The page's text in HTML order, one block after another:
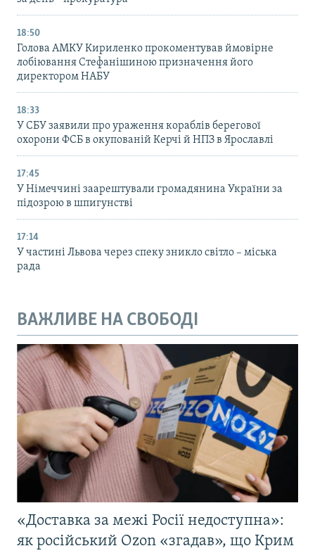
18:50
Голова АМКУ Кириленко прокоментував ймовірне
лобіювання Стефанішиною призначення його
директором НАБУ
18:33
У СБУ заявили про ураження кораблів берегової
охорони ФСБ в окупованій Керчі й НПЗ в Ярославлі
17:45
У Німеччині заарештували громадянина України за
підозрою в шпигунстві
17:14
У частині Львова через спеку зникло світло – міська
рада
ВАЖЛИВЕ НА СВОБОДІ
«Доставка за межі Росії недоступна»:
як російський Ozon «згадав», що Крим